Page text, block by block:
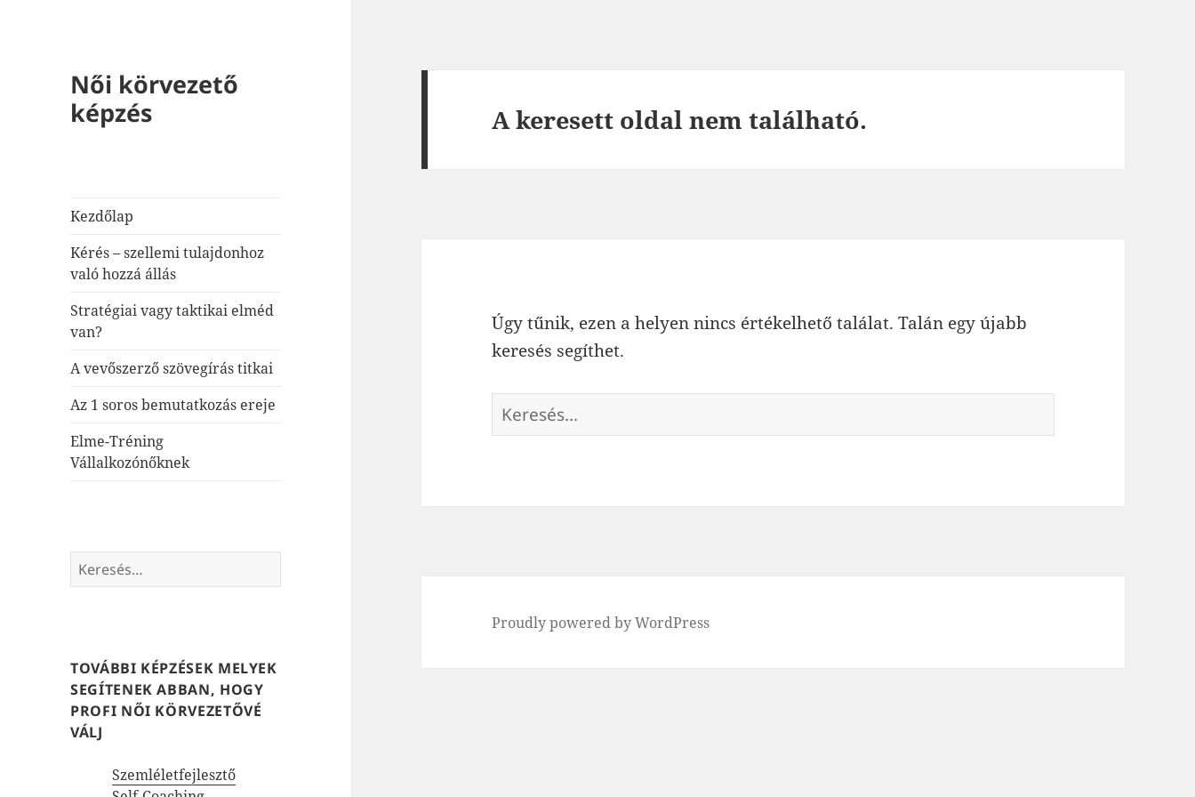
Női körvezető
képzés
Kezdőlap
Kérés – szellemi tulajdonhoz
való hozzá állás
Stratégiai vagy taktikai elméd
van?
A vevőszerző szövegírás titkai
Az 1 soros bemutatkozás ereje
Elme-Tréning
Vállalkozónőknek
Keresés:
TOVÁBBI KÉPZÉSEK MELYEK
SEGÍTENEK ABBAN, HOGY
PROFI NŐI KÖRVEZETŐVÉ
VÁLJ
Szemléletfejlesztő
A keresett oldal nem található.
Úgy tűnik, ezen a helyen nincs értékelhető találat. Talán egy újabb
keresés segíthet.
Keresés:
Proudly powered by WordPress